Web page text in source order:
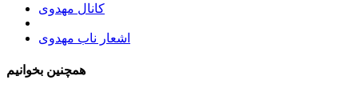
کانال مهدوی
اشعار ناب مهدوی
همچنین بخوانیم